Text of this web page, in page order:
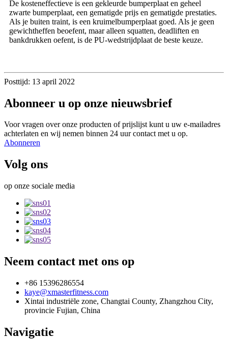
De kosteneffectieve is een gekleurde bumperplaat en geheel
zwarte bumperplaat, een gematigde prijs en gematigde prestaties.
Als je buiten traint, is een kruimelbumperplaat goed. Als je geen
gewichtheffen beoefent, maar alleen squatten, deadliften en
bankdrukken oefent, is de PU-wedstrijdplaat de beste keuze.
Posttijd: 13 april 2022
Abonneer u op onze nieuwsbrief
Voor vragen over onze producten of prijslijst kunt u uw e-mailadres
achterlaten en wij nemen binnen 24 uur contact met u op.
Abonneren
Volg ons
op onze sociale media
Neem contact met ons op
+86 15396286554
kaye@xmasterfitness.com
Xintai industriële zone, Changtai County, Zhangzhou City,
provincie Fujian, China
Navigatie